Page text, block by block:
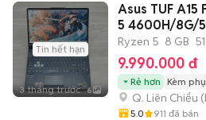
Tin hết hạn
3 tháng trước 6
Asus TUF A15
5 4600H/8G/
Ryzen 5 8 GB
9.990.000 đ
Rẻ hơn Kèm
Q. Liên Chiểu (
5.0 911 đã bán